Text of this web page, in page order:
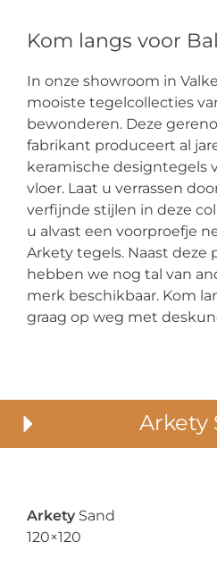
Kom langs voor
In onze showroom in
mooiste tegelcollecties
bewonderen. Deze
fabrikant produceert al
keramische designtegels
vloer. Laat u verrassen
verfijnde stijlen in deze
u alvast een voorproefje
Arkety tegels. Naast deze
hebben we nog tal van
merk beschikbaar. Kom
graag op weg met
Arkety
Arkety Sand
120×120